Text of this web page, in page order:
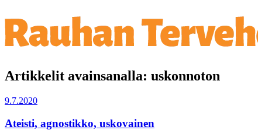
Artikkelit avainsanalla: uskonnoton
9.7.2020
Ateisti, agnostikko, uskovainen